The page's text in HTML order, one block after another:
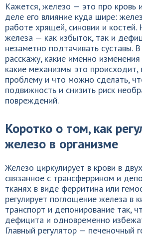
Кажется, железо — это про кровь
деле его влияние куда шире:
работе хрящей, синовии и
железа — как избыток, так и
незаметно подтачивать суставы.
расскажу, какие именно
какие механизмы это происходит,
проблему и что можно сделать,
подвижность и снизить риск
повреждений.
Коротко о том, как
железо в организме
Железо циркулирует в крови в
связанное с трансферрином и
тканях в виде ферритина или
регулирует поглощение железа в
транспорт и депонирование так,
дефицита и одновременно
Главный регулятор — печеночный